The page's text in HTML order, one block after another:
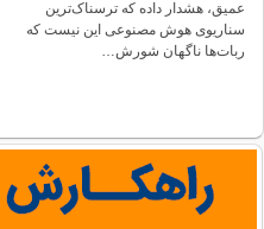
عمیق، هشدار داده که ترسناک‌ترین
سناریوی هوش مصنوعی این نیست که
ربات‌ها ناگهان شورش…